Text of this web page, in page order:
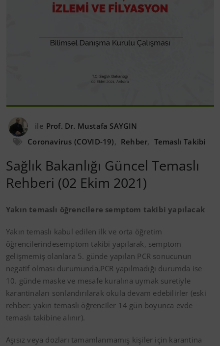
ile Prof. Dr. Mustafa SAYGIN
Coronavirus (COVID-19), Rehber, Temaslı Takibi
Sağlık Bakanlığı Güncel Temaslı
Rehberi (02 Ekim 2021)
Yakın temaslı öğrencilere semptom takibi yapılacak
Yakın temaslı kabul edilen ilk ve orta öğretim
öğrencilerindesemptom takibi yapılarak, semptom
gelişmemiş olanlara 5. günde yapılan PCR sonucunun
negatif olması durumunda,PCR yapılmadığı durumda ise
10. günde maske ve mesafe kuralına uymak suretiyle
karantinaları sonlandırılarak okula devam edebilirler (eski
rehber: yakın temaslı öğrenciler 14 gün boyunca evde
temaslı takibine alınır).
Aşısız veya dozları tamamlanmamış kişiler için karantina